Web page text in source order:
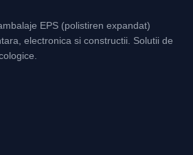
EPS (polistiren expandat)
electronica si constructii. Solutii de